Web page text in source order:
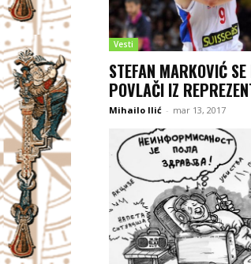
Vesti
STEFAN MARKOVIĆ
POVLAČI IZ
Mihailo Ilić - mar 13, 2017